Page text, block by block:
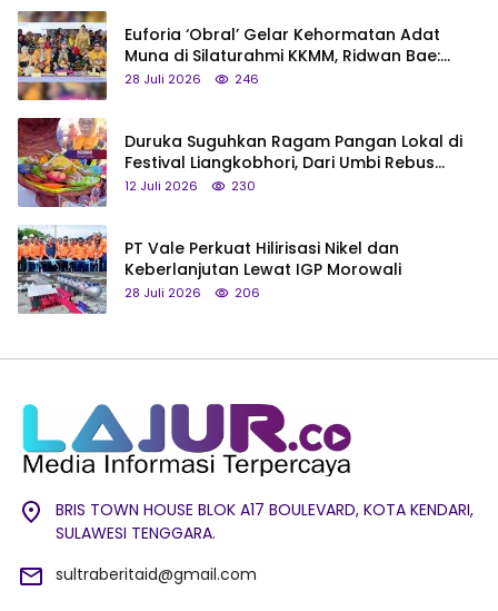
Euforia ‘Obral’ Gelar Kehormatan Adat
Muna di Silaturahmi KKMM, Ridwan Bae:
Saya Bukan Tipe Begitu, Belum Pantas!
28 Juli 2026 246
Duruka Suguhkan Ragam Pangan Lokal di
Festival Liangkobhori, Dari Umbi Rebus
hingga Tumpeng Beras Muna
12 Juli 2026 230
PT Vale Perkuat Hilirisasi Nikel dan
Keberlanjutan Lewat IGP Morowali
28 Juli 2026 206
BRIS TOWN HOUSE BLOK A17 BOULEVARD, KOTA KENDARI,
SULAWESI TENGGARA.
sultraberitaid@gmail.com